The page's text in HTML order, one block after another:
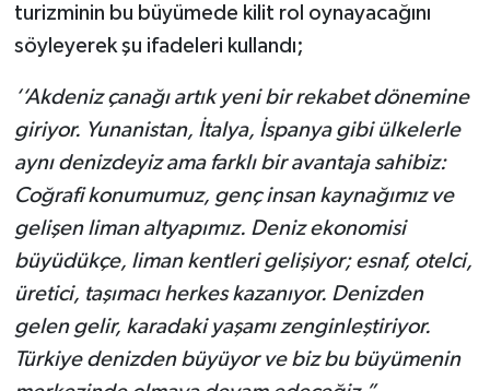
turizminin bu büyümede kilit rol oynayacağını
söyleyerek şu ifadeleri kullandı;
‘‘Akdeniz çanağı artık yeni bir rekabet dönemine
giriyor. Yunanistan, İtalya, İspanya gibi ülkelerle
aynı denizdeyiz ama farklı bir avantaja sahibiz:
Coğrafi konumumuz, genç insan kaynağımız ve
gelişen liman altyapımız. Deniz ekonomisi
büyüdükçe, liman kentleri gelişiyor; esnaf, otelci,
üretici, taşımacı herkes kazanıyor. Denizden
gelen gelir, karadaki yaşamı zenginleştiriyor.
Türkiye denizden büyüyor ve biz bu büyümenin